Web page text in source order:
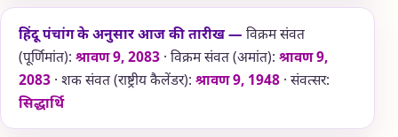
हिंदू पंचांग के अनुसार आज की तारीख — विक्रम संवत
(पूर्णिमांत): श्रावण 9, 2083 · विक्रम संवत (अमांत): श्रावण 9,
2083 · शक संवत (राष्ट्रीय कैलेंडर): श्रावण 9, 1948 · संवत्सर:
सिद्धार्थि